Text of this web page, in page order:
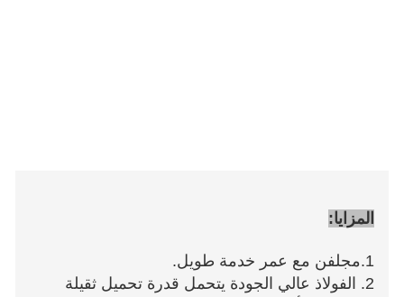
المزايا:
1.مجلفن مع عمر خدمة طويل.
2. الفولاذ عالي الجودة يتحمل قدرة تحميل ثقيلة